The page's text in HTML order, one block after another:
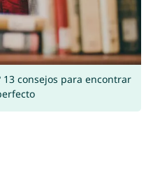
consejos para encontrar